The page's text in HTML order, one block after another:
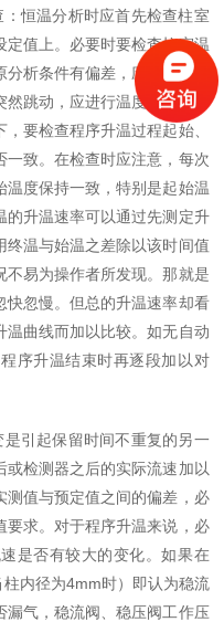
：恒温分析时应首先检查柱室
定值上。必要时要检查柱室温
析条件有偏差，应以原分析
跳动，应进行温度控制故障
要检查程序升温过程起始、
一致。在检查时应注意，每次
温度保持一致，特别是起始温
的升温速率可以通过先测定升
终温与始温之差除以该时间值
不易为操作者所发现。那就是
快忽慢。但总的升温速率却看
温曲线而加以比较。如无自动
序升温结束时再逐段加以对
是引起保留时间不重复的另一
检测器之后的实际流速加以
测值与预定值之间的偏差，必
要求。对于程序升温来说，必
是否有较大的变化。如果在
内径为4mm时）即认为稳流
漏气，稳流阀、稳压阀工作压